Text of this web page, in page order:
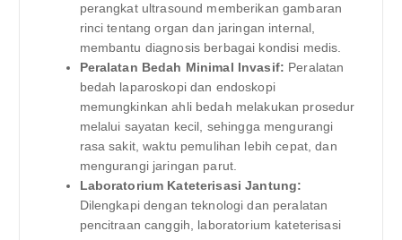
perangkat ultrasound memberikan gambaran
rinci tentang organ dan jaringan internal,
membantu diagnosis berbagai kondisi medis.
Peralatan Bedah Minimal Invasif: Peralatan
bedah laparoskopi dan endoskopi
memungkinkan ahli bedah melakukan prosedur
melalui sayatan kecil, sehingga mengurangi
rasa sakit, waktu pemulihan lebih cepat, dan
mengurangi jaringan parut.
Laboratorium Kateterisasi Jantung:
Dilengkapi dengan teknologi dan peralatan
pencitraan canggih, laboratorium kateterisasi